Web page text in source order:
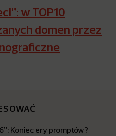
w TOP10
domen przez
Koniec ery promptów?